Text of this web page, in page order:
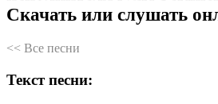
Скачать или слушать
<< Все песни
Текст песни: